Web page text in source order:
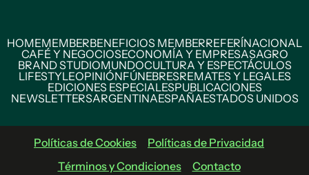
HOMEMEMBERBENEFICIOS MEMBERREFERÍNACIONAL
CAFÉ Y NEGOCIOSECONOMÍA Y EMPRESASAGRO
BRAND STUDIOMUNDOCULTURA Y ESPECTÁCULOS
LIFESTYLEOPINIÓNFÚNEBRESREMATES Y LEGALES
EDICIONES ESPECIALESPUBLICACIONES
NEWSLETTERSARGENTINAESPAÑAESTADOS UNIDOS
Políticas de Cookies
Políticas de Privacidad
Términos y Condiciones
Contacto